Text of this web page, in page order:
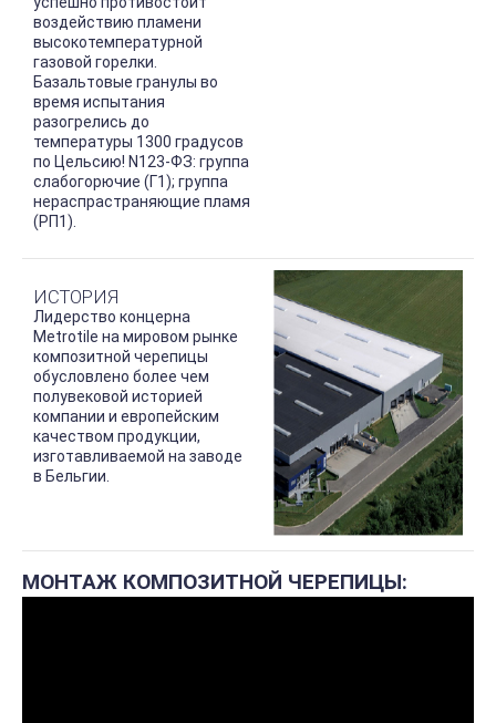
воздействию пламени
высокотемпературной
газовой горелки.
Базальтовые гранулы во
время испытания
разогрелись до
температуры 1300 градусов
по Цельсию! N123-ФЗ: группа
слабогорючие (Г1); группа
нераспрастраняющие пламя
(РП1).
ИСТОРИЯ
Лидерство концерна
Metrotile на мировом рынке
композитной черепицы
обусловлено более чем
полувековой историей
компании и европейским
качеством продукции,
изготавливаемой на заводе
в Бельгии.
МОНТАЖ КОМПОЗИТНОЙ ЧЕРЕПИЦЫ: